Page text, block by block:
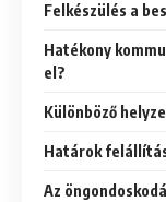
Felkészülés a
Hatékony
el?
Különböző
Határok
Az